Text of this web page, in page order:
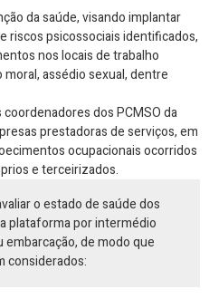
da saúde, visando implantar
riscos psicossociais identificados,
nos locais de trabalho
assédio sexual, dentre
dos PCMSO da
prestadoras de serviços, em
ocupacionais ocorridos
e terceirizados.
o estado de saúde dos
plataforma por intermédio
de modo que
considerados: